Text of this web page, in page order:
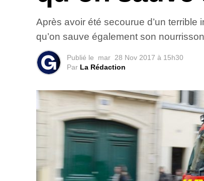
Après avoir été secourue d’un
qu’on sauve également son
Publié le mar 28 Nov 2017 à 15h30
Par La Rédaction